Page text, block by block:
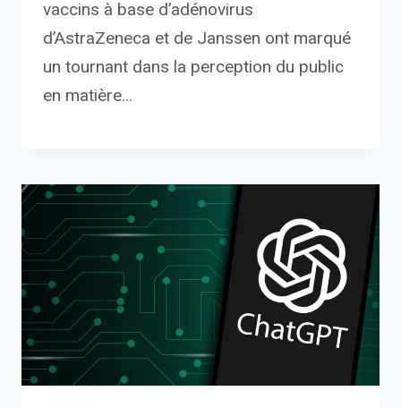
vaccins à base d’adénovirus
d’AstraZeneca et de Janssen ont marqué
un tournant dans la perception du public
en matière…